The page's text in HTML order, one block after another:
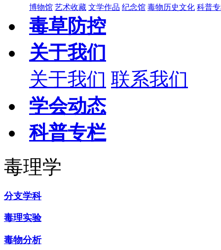
博物馆 艺术收藏 文学作品 纪念馆 毒物历史文化 科普
毒草防控
关于我们
关于我们 联系我们
学会动态
科普专栏
毒理学
分支学科
毒理实验
毒物分析